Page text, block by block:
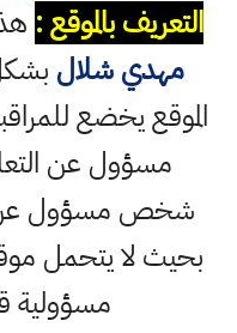
التعريف بالموقع :
مهدي شلال
الموقع يخضع
مسؤول عن
شخص مسؤول عن
بحيث لا يتحمل
مسؤولية